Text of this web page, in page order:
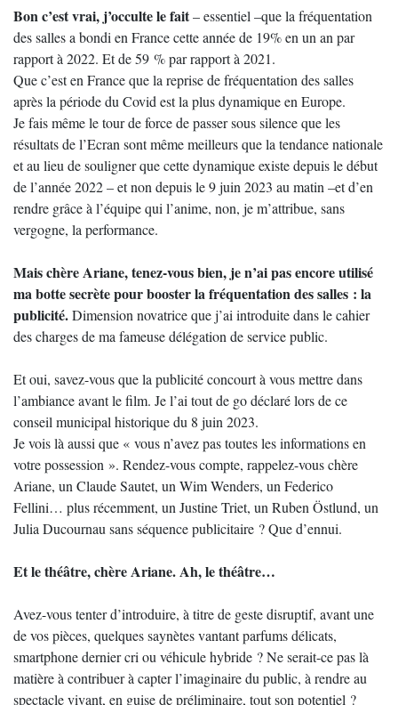
Bon c’est vrai, j’occulte le fait– essentiel –que la fréquentation
des salles a bondi en France cette année de 19% en un an par
rapport à 2022. Et de 59 % par rapport à 2021.
Que c’est en France que la reprise de fréquentation des salles
après la période du Covid est la plus dynamique en Europe.
Je fais même le tour de force de passer sous silence que les
résultats de l’Ecran sont même meilleurs que la tendance nationale
et au lieu de souligner que cette dynamique existe depuis le début
de l’année 2022 – et non depuis le 9 juin 2023 au matin –et d’en
rendre grâce à l’équipe qui l’anime, non, je m’attribue, sans
vergogne, la performance.
Mais chère Ariane, tenez-vous bien, je n’ai pas encore utilisé
ma botte secrète pour booster la fréquentation des salles : la
publicité.Dimension novatrice que j’ai introduite dans le cahier
des charges de ma fameuse délégation de service public.
Et oui, savez-vous que la publicité concourt à vous mettre dans
l’ambiance avant le film. Je l’ai tout de go déclaré lors de ce
conseil municipal historique du 8 juin 2023.
Je vois là aussi que « vous n’avez pas toutes les informations en
votre possession ». Rendez-vous compte, rappelez-vous chère
Ariane, un Claude Sautet, un Wim Wenders, un Federico
Fellini… plus récemment, un Justine Triet, un Ruben Östlund, un
Julia Ducournau sans séquence publicitaire ? Que d’ennui.
Et le théâtre, chère Ariane. Ah, le théâtre…
Avez-vous tenter d’introduire, à titre de geste disruptif, avant une
de vos pièces, quelques saynètes vantant parfums délicats,
smartphone dernier cri ou véhicule hybride ? Ne serait-ce pas là
matière à contribuer à capter l’imaginaire du public, à rendre au
spectacle vivant, en guise de préliminaire, tout son potentiel ?